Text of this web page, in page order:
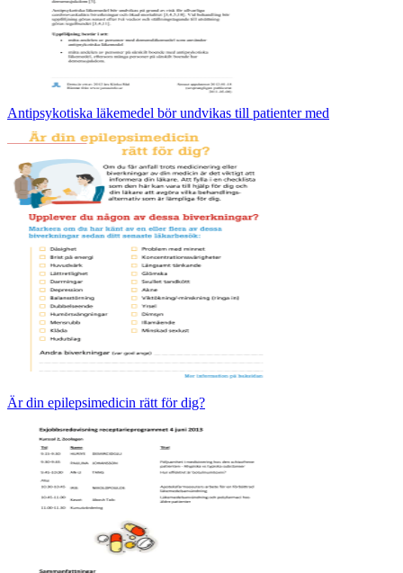
Antipsykotiska läkemedel bör undvikas till patienter med
Är din epilepsimedicin rätt för dig?